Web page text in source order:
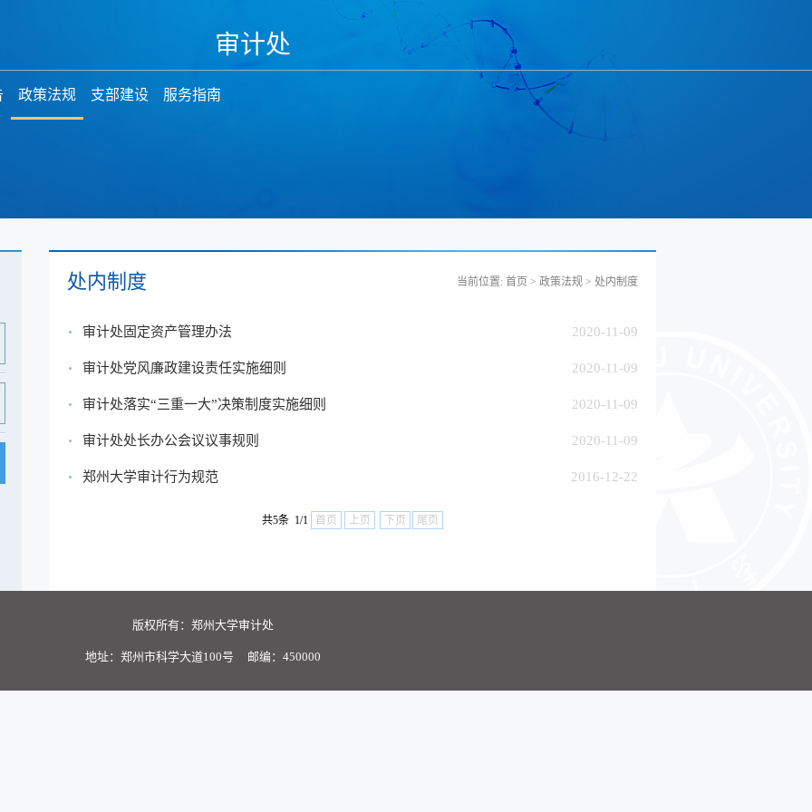
审计处
政策法规 支部建设 服务指南
当前位置: 首页 > 政策法规 > 处内制度
处内制度
2020-11-09
审计处固定资产管理办法
2020-11-09
审计处党风廉政建设责任实施细则
2020-11-09
审计处落实“三重一大”决策制度实施细则
2020-11-09
审计处处长办公会议议事规则
2016-12-22
郑州大学审计行为规范
共5条 1/1 首页 上页 下页 尾页
版权所有：郑州大学审计处
地址：郑州市科学大道100号 邮编：450000